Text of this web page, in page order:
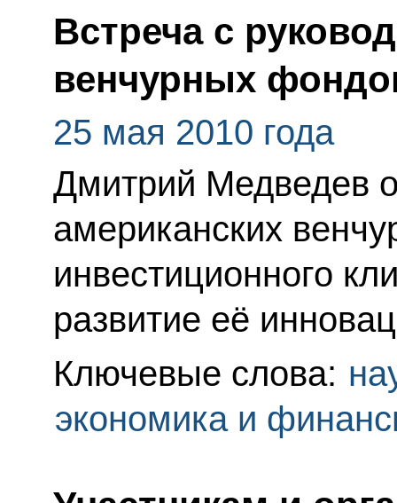
Встреча с
венчурных
25 мая 2010 года
Дмитрий Медведев
американских
инвестиционного
развитие её
Ключевые слова:
экономика и